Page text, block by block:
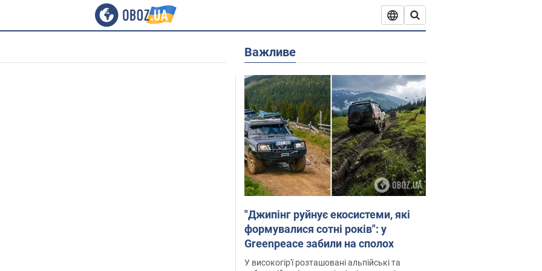
Важливе
"Джипінг руйнує екосистеми, які
формувалися сотні років": у
Greenpeace забили на сполох
У високогір'ї розташовані альпійські та